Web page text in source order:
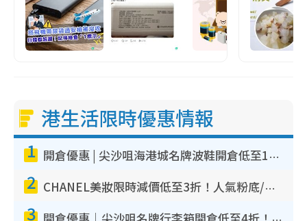
港生活限時優惠情報
1 開倉優惠 | 尖沙咀海港城名牌波鞋開倉低至1折！On鞋$899起／Joy&Peace鞋履$98起
2 CHANEL美妝限時減價低至3折！人氣粉底/唇膏/精華液低至$275！COCO香水都有平
3